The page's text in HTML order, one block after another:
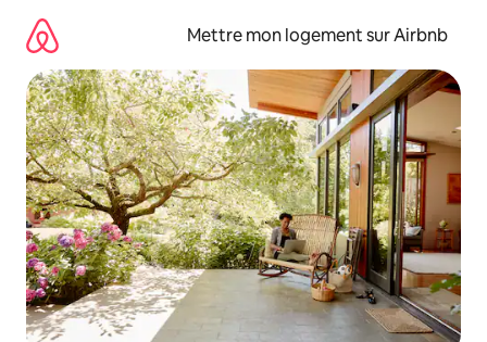
directement
contenu
Mettre mon logement sur Airbnb